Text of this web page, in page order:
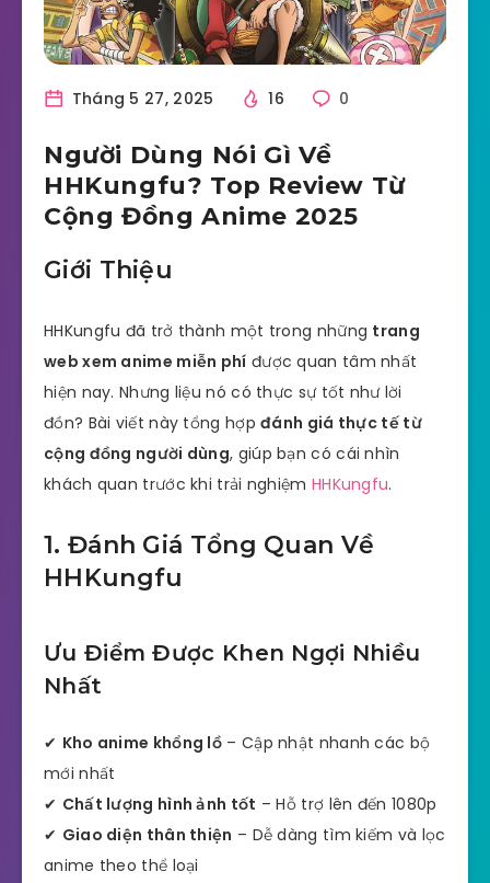
Tháng 5 27, 2025 16 0
Người Dùng Nói Gì Về
HHKungfu? Top Review Từ
Cộng Đồng Anime 2025
Giới Thiệu
HHKungfu đã trở thành một trong những trang
web xem anime miễn phí được quan tâm nhất
hiện nay. Nhưng liệu nó có thực sự tốt như lời
đồn? Bài viết này tổng hợpđánh giá thực tế từ
cộng đồng người dùng, giúp bạn có cái nhìn
khách quan trước khi trải nghiệm HHKungfu.
1. Đánh Giá Tổng Quan Về
HHKungfu
Ưu Điểm Được Khen Ngợi Nhiều
Nhất
✔ Kho anime khổng lồ – Cập nhật nhanh các bộ
mới nhất
✔ Chất lượng hình ảnh tốt – Hỗ trợ lên đến 1080p
✔ Giao diện thân thiện – Dễ dàng tìm kiếm và lọc
anime theo thể loại